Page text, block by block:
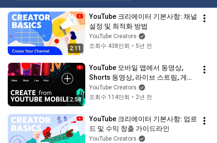
2:11
YouTube 크리에이터 기본사항: 채널
설정 및 최적화 방법
YouTube Creators
조회수 438만회 • 5년 전
2:58
YouTube 모바일 앱에서 동영상,
Shorts 동영상, 라이브 스트림, 게시
물 만들기
YouTube Creators
조회수 114만회 • 2년 전
YouTube 크리에이터 기본사항: 업로
드 및 수익 창출 가이드라인
YouTube Creators